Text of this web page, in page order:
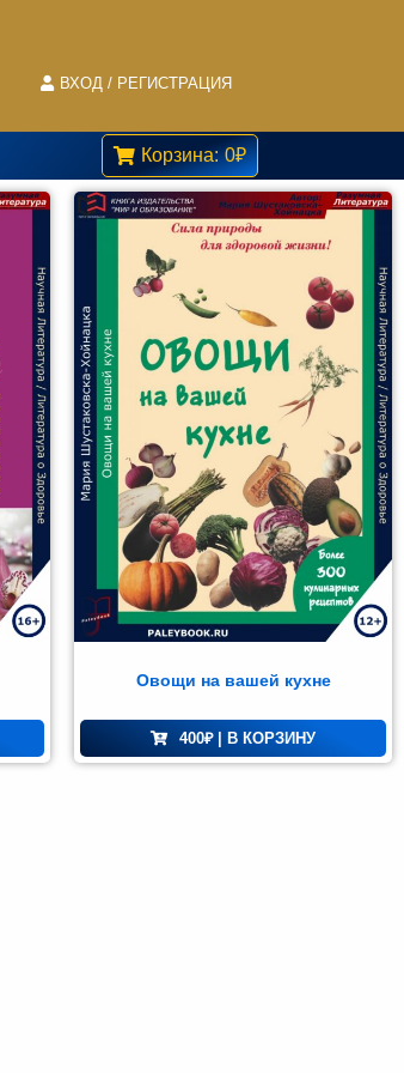
ВХОД / РЕГИСТРАЦИЯ
Корзина: 0₽
Овощи на вашей кухне
400₽ | В КОРЗИНУ